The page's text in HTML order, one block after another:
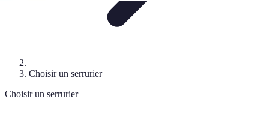
Choisir un serrurier
Choisir un serrurier